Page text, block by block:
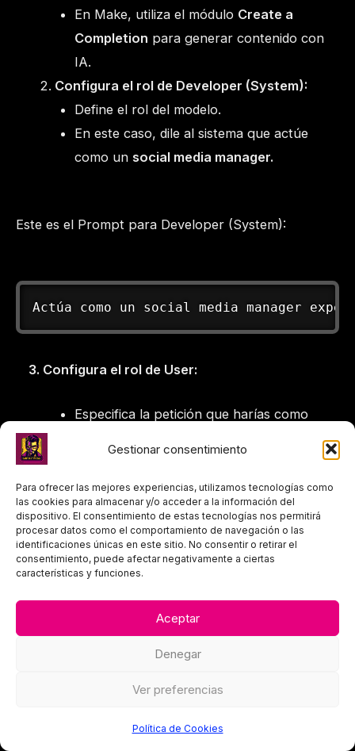
Gestionar consentimiento
Para ofrecer las mejores experiencias, utilizamos tecnologías como
las cookies para almacenar y/o acceder a la información del
dispositivo. El consentimiento de estas tecnologías nos permitirá
procesar datos como el comportamiento de navegación o las
identificaciones únicas en este sitio. No consentir o retirar el
consentimiento, puede afectar negativamente a ciertas
características y funciones.
Aceptar
Denegar
Ver preferencias
Política de Cookies
En Make, utiliza el módulo Create a
Completion para generar contenido con
IA.
Configura el rol de Developer (System):
Define el rol del modelo.
En este caso, dile al sistema que actúe
como un social media manager.
Este es el Prompt para Developer (System):
Actúa como un social media manager
3. Configura el rol de User:
Especifica la petición que harías como
«Convierte la transcripción que
te daré en una descripción atractiva
para un post de Instagram.»
Directrices adicionales:
Resumir el contenido en menos de
1000 caracteres.
Usar un tono cercano.
call to action
Utilizar emojis.